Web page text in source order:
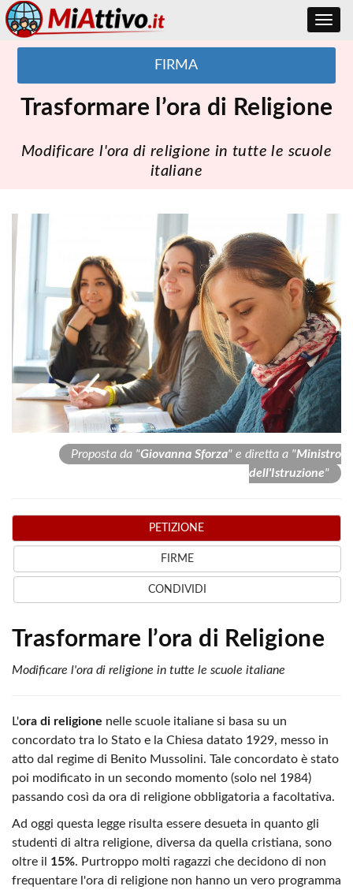
Toggle
Trasformare l’ora di Religione
Modificare l'ora di religione in tutte le scuole
italiane
FIRMA
Proposta da "Giovanna Sforza" e diretta a "Ministro
dell'Istruzione"
PETIZIONE
FIRME
CONDIVIDI
Trasformare l’ora di Religione
Modificare l'ora di religione in tutte le scuole italiane
L'ora di religione nelle scuole italiane si basa su un
concordato tra lo Stato e la Chiesa datato 1929, messo in
atto dal regime di Benito Mussolini. Tale concordato è stato
poi modificato in un secondo momento (solo nel 1984)
passando così da ora di religione obbligatoria a facoltativa.
Ad oggi questa legge risulta essere desueta in quanto gli
studenti di altra religione, diversa da quella cristiana, sono
oltre il 15%. Purtroppo molti ragazzi che decidono di non
frequentare l'ora di religione non hanno un vero programma